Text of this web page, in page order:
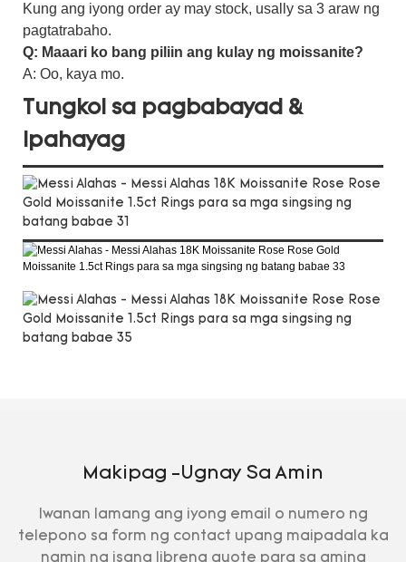
Kung ang iyong order ay may stock, usally sa 3 araw ng
pagtatrabaho.
Q: Maaari ko bang piliin ang kulay ng moissanite?
A: Oo, kaya mo.
Tungkol sa pagbabayad &
Ipahayag
Makipag -ugnay Sa Amin
Iwanan lamang ang iyong email o numero ng
telepono sa form ng contact upang maipadala ka
namin ng isang libreng quote para sa aming